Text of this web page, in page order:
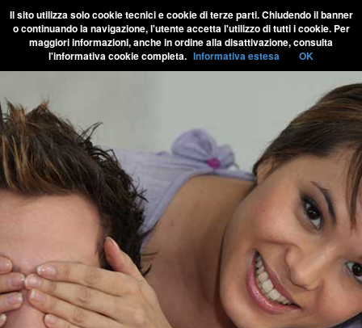
Il sito utilizza solo cookie tecnici e cookie di terze parti. Chiudendo il banner
o continuando la navigazione, l'utente accetta l'utilizzo di tutti i cookie. Per
maggiori informazioni, anche in ordine alla disattivazione, consulta
l'informativa cookie completa. Informativa estesa OK